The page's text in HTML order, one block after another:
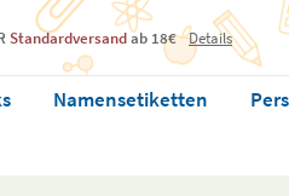
Standardversandab 18€ Details
Namensetiketten